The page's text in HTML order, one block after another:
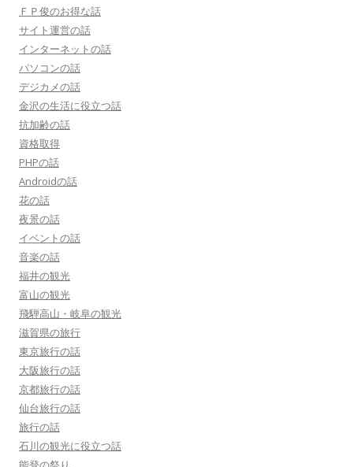
ＦＰ俊のお得な話
サイト運営の話
インターネットの話
パソコンの話
デジカメの話
金沢の生活に役立つ話
抗加齢の話
資格取得
PHPの話
Androidの話
花の話
夜景の話
イベントの話
音楽の話
福井の観光
富山の観光
飛騨高山・岐阜の観光
滋賀県の旅行
東京旅行の話
大阪旅行の話
京都旅行の話
仙台旅行の話
旅行の話
石川の観光に役立つ話